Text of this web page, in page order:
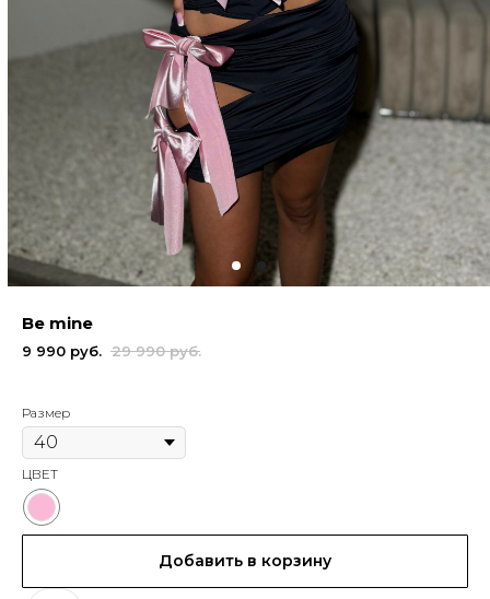
Be mine
9 990 руб. 29 990 руб.
Размер
ЦВЕТ
Добавить в корзину